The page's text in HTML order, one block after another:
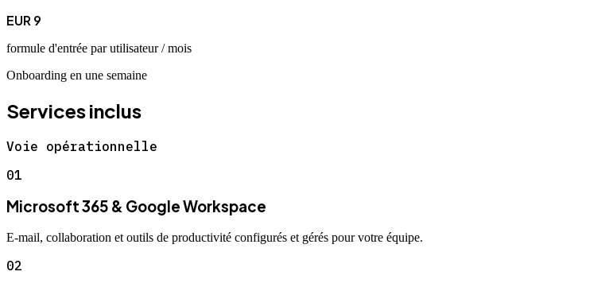
EUR 9
formule d'entrée par utilisateur / mois
Onboarding en une semaine
Services inclus
Voie opérationnelle
01
Microsoft 365 & Google Workspace
E-mail, collaboration et outils de productivité configurés et gérés pour votre équipe.
02